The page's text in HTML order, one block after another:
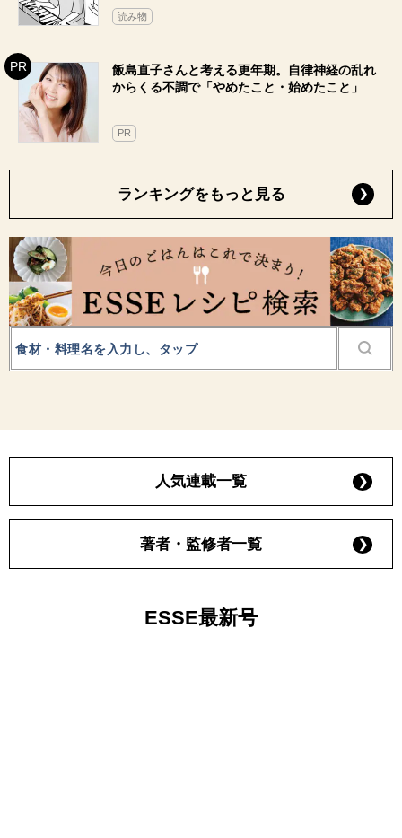
読み物
飯島直子さんと考える更年期。自律神経の乱れ
からくる不調で「やめたこと・始めたこと」
PR
ランキングをもっと見る
人気連載一覧
著者・監修者一覧
ESSE最新号